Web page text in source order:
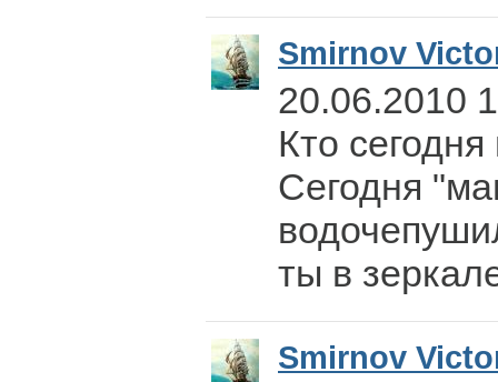
Smirnov
20.06.2010
Кто
Сегодня
ты в
Smirnov